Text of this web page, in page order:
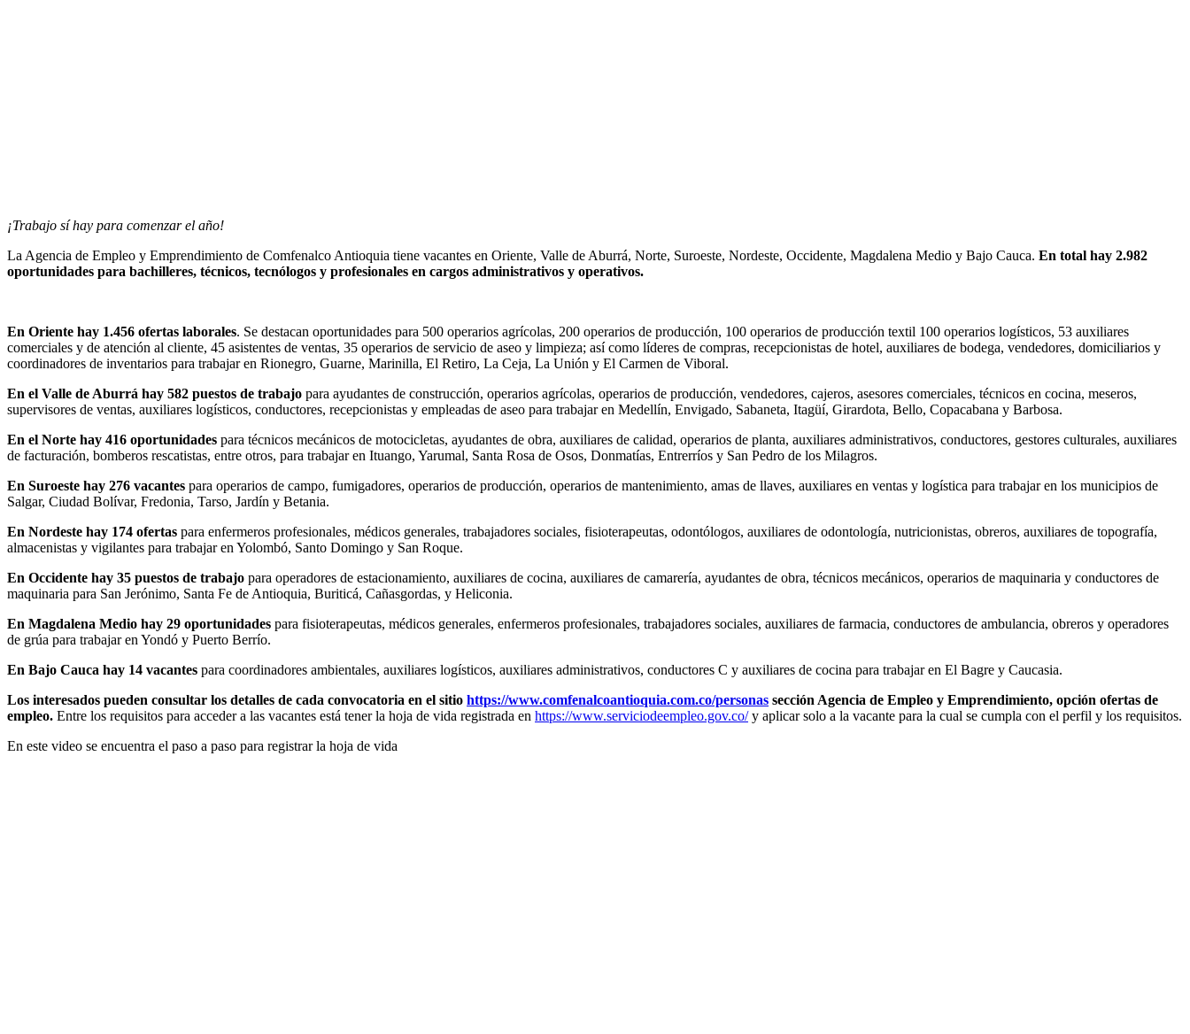
¡Trabajo sí hay para comenzar el año!
La Agencia de Empleo y Emprendimiento de Comfenalco Antioquia tiene vacantes en Oriente, Valle de Aburrá, Norte, Suroeste, Nordeste, Occidente, Magdalena Medio y Bajo Cauca. En total hay 2.982
oportunidades para bachilleres, técnicos, tecnólogos y profesionales en cargos administrativos y operativos.
En Oriente hay 1.456 ofertas laborales. Se destacan oportunidades para 500 operarios agrícolas, 200 operarios de producción, 100 operarios de producción textil 100 operarios logísticos, 53 auxiliares
comerciales y de atención al cliente, 45 asistentes de ventas, 35 operarios de servicio de aseo y limpieza; así como líderes de compras, recepcionistas de hotel, auxiliares de bodega, vendedores, domiciliarios y
coordinadores de inventarios para trabajar en Rionegro, Guarne, Marinilla, El Retiro, La Ceja, La Unión y El Carmen de Viboral.
En el Valle de Aburrá hay 582 puestos de trabajo para ayudantes de construcción, operarios agrícolas, operarios de producción, vendedores, cajeros, asesores comerciales, técnicos en cocina, meseros,
supervisores de ventas, auxiliares logísticos, conductores, recepcionistas y empleadas de aseo para trabajar en Medellín, Envigado, Sabaneta, Itagüí, Girardota, Bello, Copacabana y Barbosa.
En el Norte hay 416 oportunidades para técnicos mecánicos de motocicletas, ayudantes de obra, auxiliares de calidad, operarios de planta, auxiliares administrativos, conductores, gestores culturales, auxiliares
de facturación, bomberos rescatistas, entre otros, para trabajar en Ituango, Yarumal, Santa Rosa de Osos, Donmatías, Entrerríos y San Pedro de los Milagros.
En Suroeste hay 276 vacantes para operarios de campo, fumigadores, operarios de producción, operarios de mantenimiento, amas de llaves, auxiliares en ventas y logística para trabajar en los municipios de
Salgar, Ciudad Bolívar, Fredonia, Tarso, Jardín y Betania.
En Nordeste hay 174 ofertas para enfermeros profesionales, médicos generales, trabajadores sociales, fisioterapeutas, odontólogos, auxiliares de odontología, nutricionistas, obreros, auxiliares de topografía,
almacenistas y vigilantes para trabajar en Yolombó, Santo Domingo y San Roque.
En Occidente hay 35 puestos de trabajo para operadores de estacionamiento, auxiliares de cocina, auxiliares de camarería, ayudantes de obra, técnicos mecánicos, operarios de maquinaria y conductores de
maquinaria para San Jerónimo, Santa Fe de Antioquia, Buriticá, Cañasgordas, y Heliconia.
En Magdalena Medio hay 29 oportunidades para fisioterapeutas, médicos generales, enfermeros profesionales, trabajadores sociales, auxiliares de farmacia, conductores de ambulancia, obreros y operadores
de grúa para trabajar en Yondó y Puerto Berrío.
En Bajo Cauca hay 14 vacantes para coordinadores ambientales, auxiliares logísticos, auxiliares administrativos, conductores C y auxiliares de cocina para trabajar en El Bagre y Caucasia.
Los interesados pueden consultar los detalles de cada convocatoria en el sitio https://www.comfenalcoantioquia.com.co/personas sección Agencia de Empleo y Emprendimiento, opción ofertas de
empleo. Entre los requisitos para acceder a las vacantes está tener la hoja de vida registrada en https://www.serviciodeempleo.gov.co/y aplicar solo a la vacante para la cual se cumpla con el perfil y los requisitos.
En este video se encuentra el paso a paso para registrar la hoja de vida